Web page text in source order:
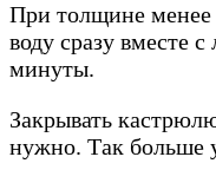
При толщине
воду сразу вместе
минуты.
Закрывать
нужно. Так больше